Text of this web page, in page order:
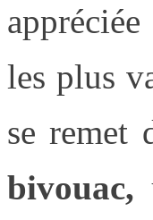
les plus
se remet
bivouac,